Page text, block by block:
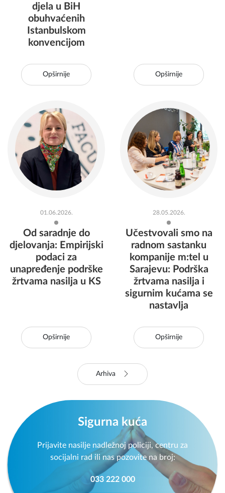
djela u BiH
obuhvaćenih
Istanbulskom
konvencijom
Opširnije Opširnije
01.06.2026.
Od saradnje do
djelovanja: Empirijski
podaci za
unapređenje podrške
žrtvama nasilja u KS
Opširnije
28.05.2026.
Učestvovali smo na
radnom sastanku
kompanije m:tel u
Sarajevu: Podrška
žrtvama nasilja i
sigurnim kućama se
nastavlja
Opširnije
Arhiva
Sigurna kuća
Prijavite nasilje nadležnoj policiji, centru za
socijalni rad ili nas pozovite na broj:
033 222 000